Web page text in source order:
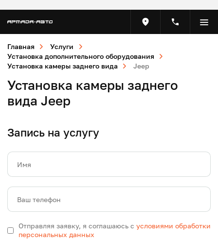
Главная
Услуги
Установка дополнительного оборудования
Установка камеры заднего вида
Jeep
Установка камеры заднего
вида Jeep
Запись на услугу
Имя
Ваш телефон
Отправляя заявку, я соглашаюсь с условиями обработки
персональных данных